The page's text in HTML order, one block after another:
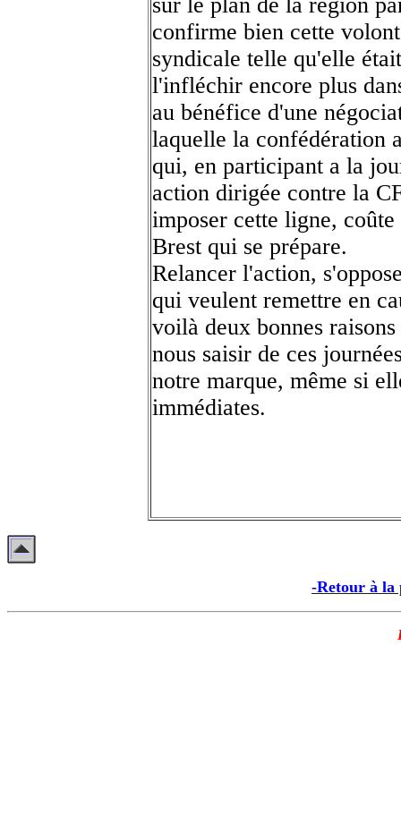
confirme bien cette
syndicale telle qu'elle
l'infléchir encore plus
au bénéfice d'une
laquelle la confédération
qui, en participant a la
action dirigée contre la
imposer cette ligne,
Brest qui se prépare.
Relancer l'action,
qui veulent remettre en
voilà deux bonnes
nous saisir de ces
notre marque, même si
immédiates.
-Retour à la